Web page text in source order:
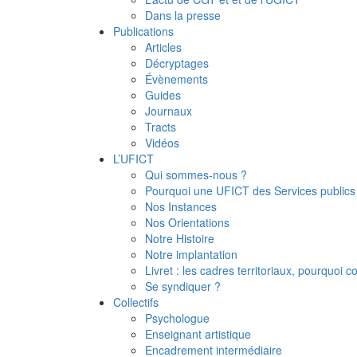
Dans la presse
Publications
Articles
Décryptages
Évènements
Guides
Journaux
Tracts
Vidéos
L’UFICT
Qui sommes-nous ?
Pourquoi une UFICT des Services
Nos Instances
Nos Orientations
Notre Histoire
Notre implantation
Livret : les cadres territoriaux, pourquoi
Se syndiquer ?
Collectifs
Psychologue
Enseignant artistique
Encadrement intermédiaire